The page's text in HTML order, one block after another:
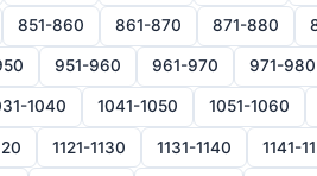
851-860 861-870 871-880
951-960 961-970 971-980
1040 1041-1050 1051-1060
1121-1130 1131-1140 1141-